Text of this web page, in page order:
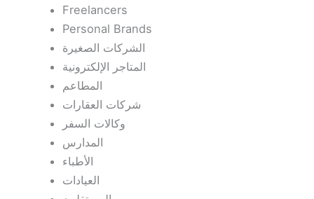
Freelancers
Personal Brands
الشركات الصغيرة
المتاجر الإلكترونية
المطاعم
شركات العقارات
وكالات السفر
المدارس
الأطباء
العيادات